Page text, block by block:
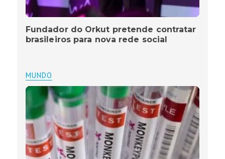
Fundador do Orkut pretende contratar
brasileiros para nova rede social
MUNDO